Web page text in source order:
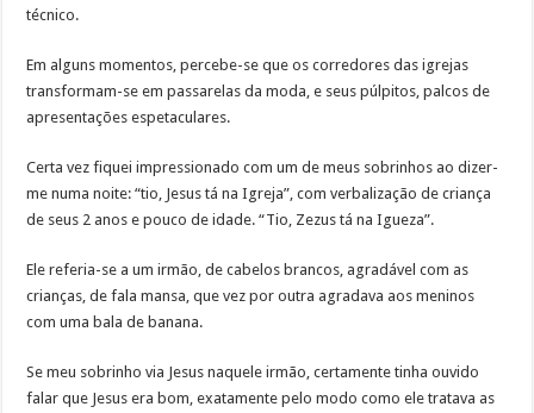
técnico.
Em alguns momentos, percebe-se que os corredores das igrejas
transformam-se em passarelas da moda, e seus púlpitos, palcos de
apresentações espetaculares.
Certa vez fiquei impressionado com um de meus sobrinhos ao dizer-
me numa noite: “tio, Jesus tá na Igreja”, com verbalização de criança
de seus 2 anos e pouco de idade. “Tio, Zezus tá na Igueza”.
Ele referia-se a um irmão, de cabelos brancos, agradável com as
crianças, de fala mansa, que vez por outra agradava aos meninos
com uma bala de banana.
Se meu sobrinho via Jesus naquele irmão, certamente tinha ouvido
falar que Jesus era bom, exatamente pelo modo como ele tratava as